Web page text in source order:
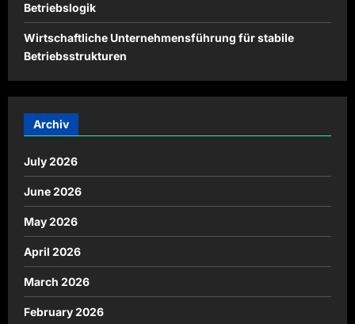
Betriebslogik
Wirtschaftliche Unternehmensführung für stabile
Betriebsstrukturen
Archiv
July 2026
June 2026
May 2026
April 2026
March 2026
February 2026